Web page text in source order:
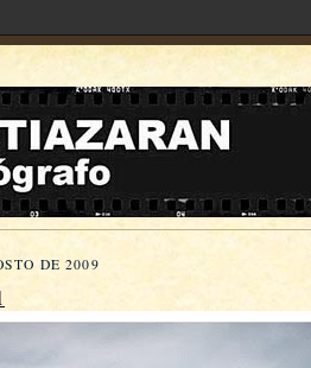
DE 2009